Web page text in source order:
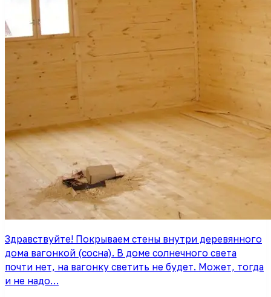
Здравствуйте! Покрываем стены внутри деревянного
дома вагонкой (сосна). В доме солнечного света
почти нет, на вагонку светить не будет. Может, тогда
и не надо…